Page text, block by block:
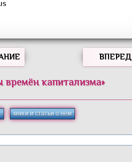
ВПЕРЕД
капитализма»
книги и статьи о нём